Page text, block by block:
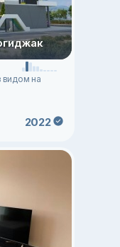
видом на
2022